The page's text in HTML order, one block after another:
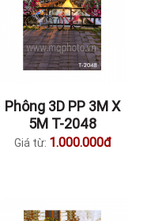
Phông 3D PP 3M X
5M T-2048
Giá từ: 1.000.000đ